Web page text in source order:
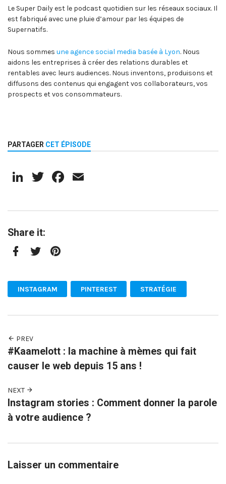
Le Super Daily est le podcast quotidien sur les réseaux sociaux. Il
est fabriqué avec une pluie d’amour par les équipes de
Supernatifs.
Nous sommes une agence social media basée à Lyon. Nous
aidons les entreprises à créer des relations durables et
rentables avec leurs audiences. Nous inventons, produisons et
diffusons des contenus qui engagent vos collaborateurs, vos
prospects et vos consommateurs.
PARTAGER CET ÉPISODE
LinkedIn
TwitterFacebook
Share it:
INSTAGRAM PINTEREST STRATÉGIE
PREV
#Kaamelott : la machine à mèmes qui fait
causer le web depuis 15 ans !
NEXT
Instagram stories : Comment donner la parole
à votre audience ?
Laisser un commentaire